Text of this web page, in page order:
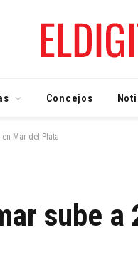
Concejos
Mar del Plata
sube a